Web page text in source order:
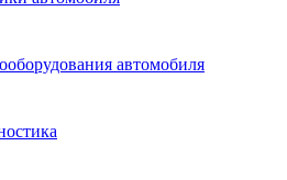
автомобиля